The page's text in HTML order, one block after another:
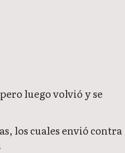
luego volvió y se
los cuales envió contra